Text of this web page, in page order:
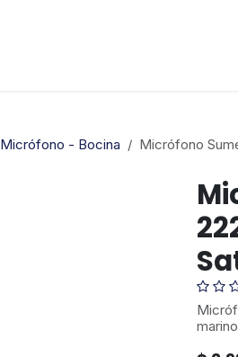
Micrófono - Bocina Micrófono